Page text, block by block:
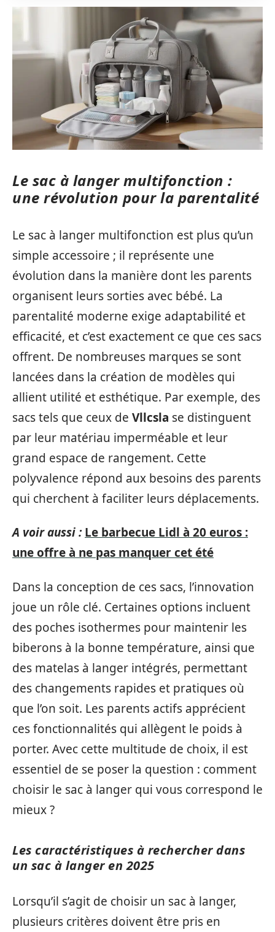
Le sac à langer multifonction :
une révolution pour la parentalité
Le sac à langer multifonction est plus qu’un
simple accessoire ; il représente une
évolution dans la manière dont les parents
organisent leurs sorties avec bébé. La
parentalité moderne exige adaptabilité et
efficacité, et c’est exactement ce que ces sacs
offrent. De nombreuses marques se sont
lancées dans la création de modèles qui
allient utilité et esthétique. Par exemple, des
sacs tels que ceux de Vllcsla se distinguent
par leur matériau imperméable et leur
grand espace de rangement. Cette
polyvalence répond aux besoins des parents
qui cherchent à faciliter leurs déplacements.
A voir aussi : Le barbecue Lidl à 20 euros :
une offre à ne pas manquer cet été
Dans la conception de ces sacs, l’innovation
joue un rôle clé. Certaines options incluent
des poches isothermes pour maintenir les
biberons à la bonne température, ainsi que
des matelas à langer intégrés, permettant
des changements rapides et pratiques où
que l’on soit. Les parents actifs apprécient
ces fonctionnalités qui allègent le poids à
porter. Avec cette multitude de choix, il est
essentiel de se poser la question : comment
choisir le sac à langer qui vous correspond le
mieux ?
Les caractéristiques à rechercher dans
un sac à langer en 2025
Lorsqu’il s’agit de choisir un sac à langer,
plusieurs critères doivent être pris en